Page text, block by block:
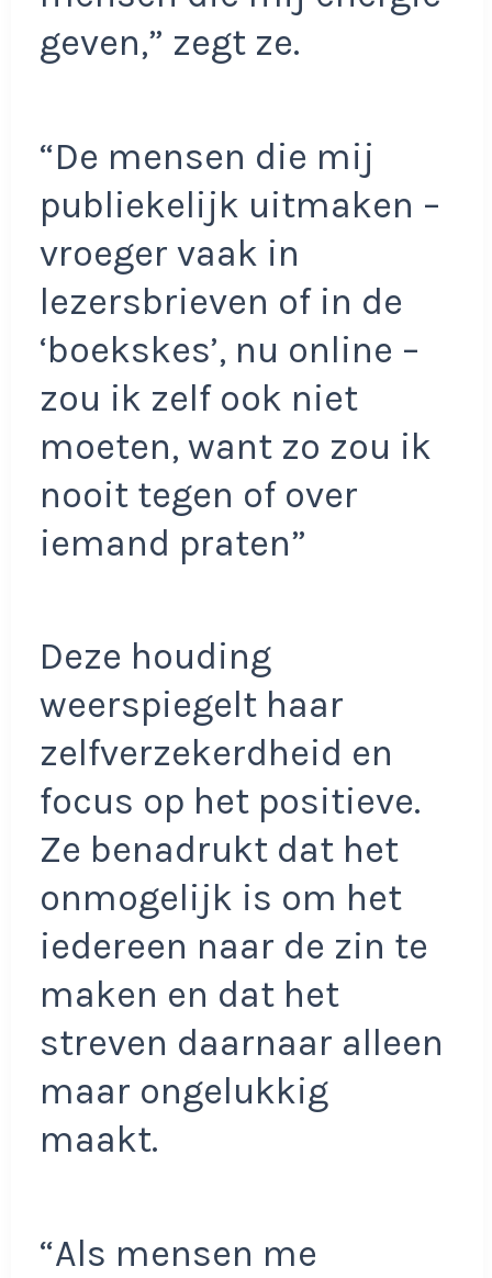
geven,” zegt ze.
“De mensen die mij
publiekelijk uitmaken –
vroeger vaak in
lezersbrieven of in de
‘boekskes’, nu online –
zou ik zelf ook niet
moeten, want zo zou ik
nooit tegen of over
iemand praten”
Deze houding
weerspiegelt haar
zelfverzekerdheid en
focus op het positieve.
Ze benadrukt dat het
onmogelijk is om het
iedereen naar de zin te
maken en dat het
streven daarnaar alleen
maar ongelukkig
maakt.
“Als mensen me